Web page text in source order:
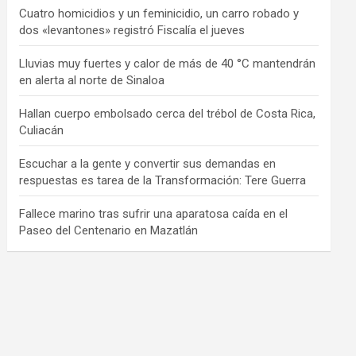
Cuatro homicidios y un feminicidio, un carro robado y
dos «levantones» registró Fiscalía el jueves
Lluvias muy fuertes y calor de más de 40 °C mantendrán
en alerta al norte de Sinaloa
Hallan cuerpo embolsado cerca del trébol de Costa Rica,
Culiacán
Escuchar a la gente y convertir sus demandas en
respuestas es tarea de la Transformación: Tere Guerra
Fallece marino tras sufrir una aparatosa caída en el
Paseo del Centenario en Mazatlán